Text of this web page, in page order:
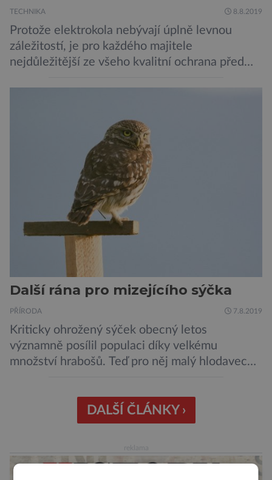
TECHNIKA 8.8.2019
Protože elektrokola nebývají úplně levnou
záležitostí, je pro každého majitele
nejdůležitější ze všeho kvalitní ochrana před
Skutečně nepřehání? Pokud se podrobněji
podíváme na ochranu jejich elektrokol
Electrified S2 a X2, pak je […]
Další rána pro mizejícího sýčka
PŘÍRODA 7.8.2019
Kriticky ohrožený sýček obecný letos
významně posílil populaci díky velkému
množství hrabošů. Teď pro něj malý hlodavec
srpna jim to umožňuje rozhodnutí Ústředního
kontrolního a zkušebního ústavu zemědělského
zemědělství. Ornitologové varují, že v ohrožení
je mnoho živočichů a především […]
DALŠÍ ČLÁNKY ›